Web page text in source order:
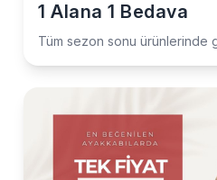
1 Alana 1 Bedava
Tüm sezon sonu ürünlerinde